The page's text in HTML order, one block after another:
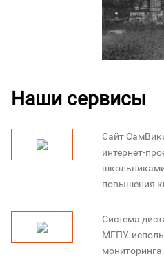
Наши сервисы
Сайт
интернет-
повышения
Система
МГПУ.
мониторинга